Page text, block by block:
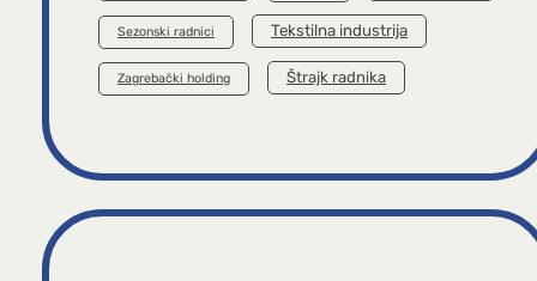
Sezonski radnici Tekstilna industrija
Zagrebački holding Štrajk radnika